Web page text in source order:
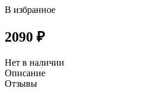
В избранное
2090 ₽
Нет в наличии
Описание
Отзывы